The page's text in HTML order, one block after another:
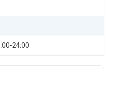
24:00